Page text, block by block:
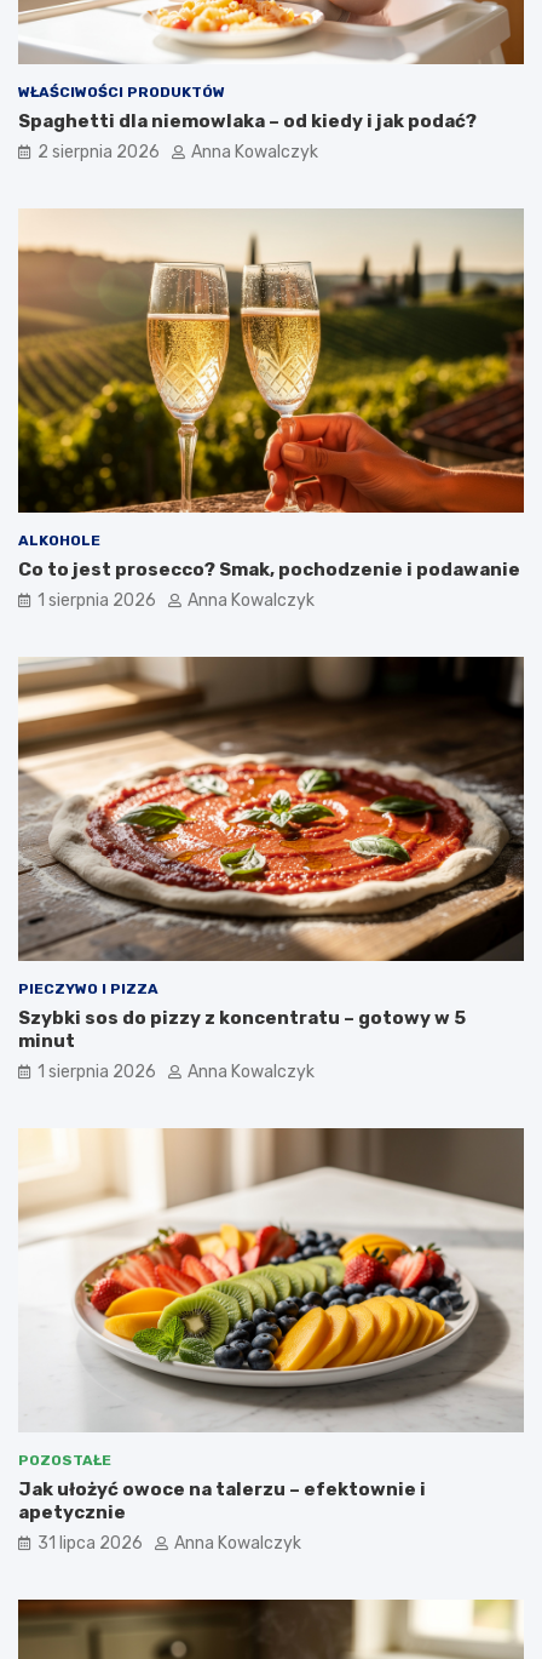
WŁAŚCIWOŚCI PRODUKTÓW
Spaghetti dla niemowlaka – od kiedy i jak podać?
2 sierpnia 2026 Anna Kowalczyk
ALKOHOLE
Co to jest prosecco? Smak, pochodzenie i podawanie
1 sierpnia 2026 Anna Kowalczyk
PIECZYWO I PIZZA
Szybki sos do pizzy z koncentratu – gotowy w 5
minut
1 sierpnia 2026 Anna Kowalczyk
POZOSTAŁE
Jak ułożyć owoce na talerzu – efektownie i
apetycznie
31 lipca 2026 Anna Kowalczyk